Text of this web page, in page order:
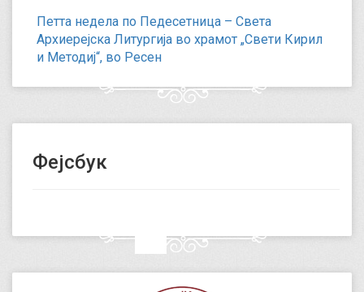
Петта недела по Педесетница – Света
Архиерејска Литургија во храмот „Свети Кирил
и Методиј“, во Ресен
Фејсбук